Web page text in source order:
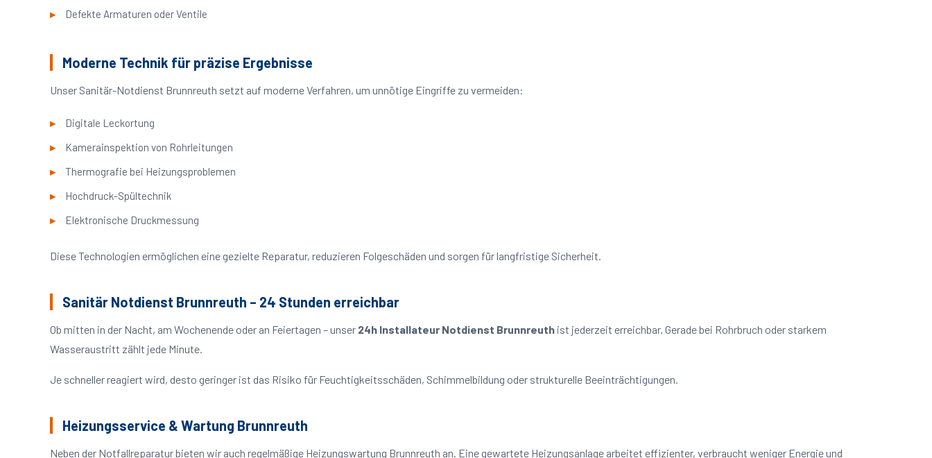
Defekte Armaturen oder Ventile
Moderne Technik für präzise Ergebnisse
Unser Sanitär-Notdienst Brunnreuth setzt auf moderne Verfahren, um unnötige Eingriffe zu vermeiden:
Digitale Leckortung
Kamerainspektion von Rohrleitungen
Thermografie bei Heizungsproblemen
Hochdruck-Spültechnik
Elektronische Druckmessung
Diese Technologien ermöglichen eine gezielte Reparatur, reduzieren Folgeschäden und sorgen für langfristige Sicherheit.
Sanitär Notdienst Brunnreuth – 24 Stunden erreichbar
Ob mitten in der Nacht, am Wochenende oder an Feiertagen – unser 24h Installateur Notdienst Brunnreuth ist jederzeit erreichbar. Gerade bei Rohrbruch oder starkem
Wasseraustritt zählt jede Minute.
Je schneller reagiert wird, desto geringer ist das Risiko für Feuchtigkeitsschäden, Schimmelbildung oder strukturelle Beeinträchtigungen.
Heizungsservice & Wartung Brunnreuth
Neben der Notfallreparatur bieten wir auch regelmäßige Heizungswartung Brunnreuth an. Eine gewartete Heizungsanlage arbeitet effizienter, verbraucht weniger Energie und